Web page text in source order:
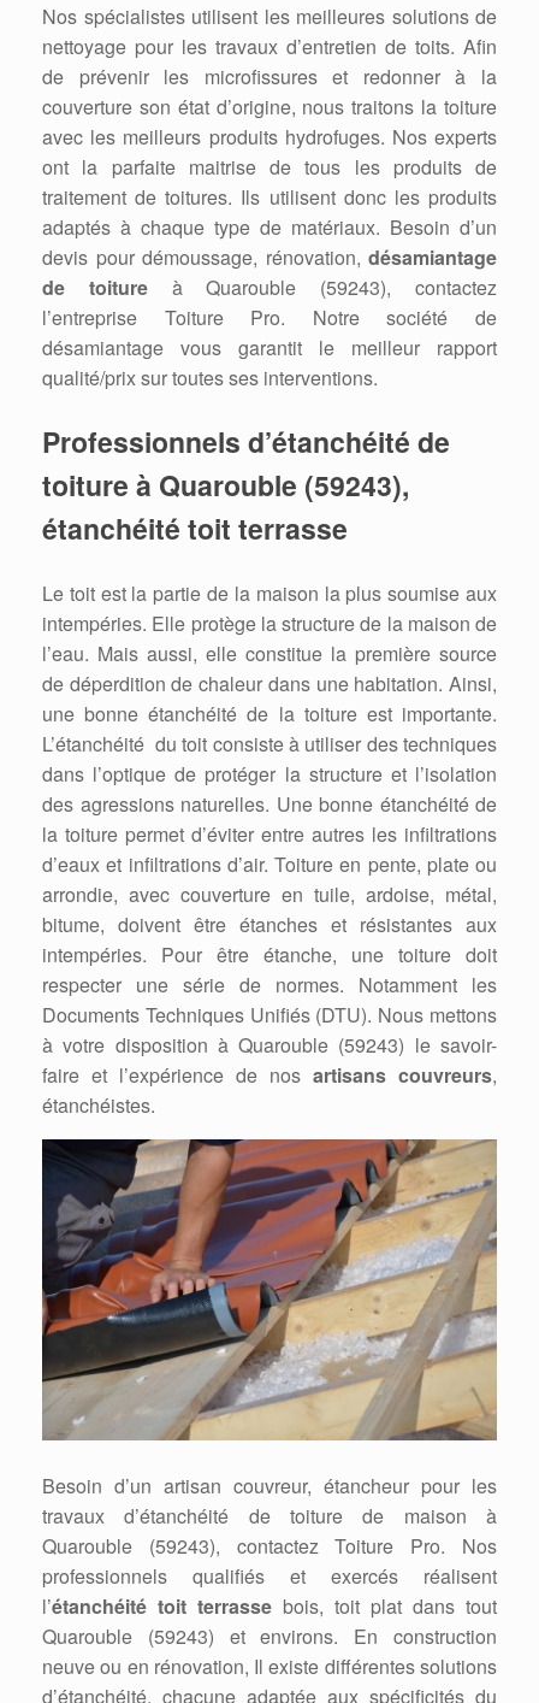
Nos spécialistes utilisent les meilleures solutions de
nettoyage pour les travaux d’entretien de toits. Afin
de prévenir les microfissures et redonner à la
couverture son état d’origine, nous traitons la toiture
avec les meilleurs produits hydrofuges. Nos experts
ont la parfaite maitrise de tous les produits de
traitement de toitures. Ils utilisent donc les produits
adaptés à chaque type de matériaux. Besoin d’un
devis pour démoussage, rénovation, désamiantage
de toitureà Quarouble (59243), contactez
l’entreprise Toiture Pro. Notre société de
désamiantage vous garantit le meilleur rapport
qualité/prix sur toutes ses interventions.
Professionnels d’étanchéité de
toiture à Quarouble (59243),
étanchéité toit terrasse
Le toit est la partie de la maison la plus soumise aux
intempéries. Elle protège la structure de la maison de
l’eau. Mais aussi, elle constitue la première source
de déperdition de chaleur dans une habitation. Ainsi,
une bonne étanchéité de la toiture est importante.
L’étanchéité du toit consiste à utiliser des techniques
dans l’optique de protéger la structure et l’isolation
des agressions naturelles. Une bonne étanchéité de
la toiture permet d’éviter entre autres les infiltrations
d’eaux et infiltrations d’air. Toiture en pente, plate ou
arrondie, avec couverture en tuile, ardoise, métal,
bitume, doivent être étanches et résistantes aux
intempéries. Pour être étanche, une toiture doit
respecter une série de normes. Notamment les
Documents Techniques Unifiés (DTU). Nous mettons
à votre disposition à Quarouble (59243) le savoir-
faire et l’expérience de nos artisans couvreurs,
étanchéistes.
Besoin d’un artisan couvreur, étancheur pour les
travaux d’étanchéité de toiture de maison à
Quarouble (59243), contactez Toiture Pro. Nos
professionnels qualifiés et exercés réalisent
l’étanchéité toit terrasse bois, toit plat dans tout
Quarouble (59243) et environs. En construction
neuve ou en rénovation, Il existe différentes solutions
d’étanchéité, chacune adaptée aux spécificités du